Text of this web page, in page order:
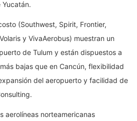
Yucatán.
(Southwest, Spirit, Frontier,
y VivaAerobus) muestran un
de Tulum y están dispuestos a
bajas que en Cancún, flexibilidad
del aeropuerto y facilidad de
aerolíneas norteamericanas